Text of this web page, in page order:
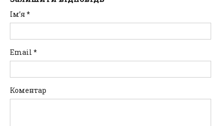
Ім’я *
Email *
Коментар